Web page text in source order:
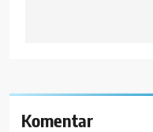
Komentar